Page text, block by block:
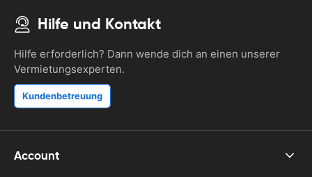
Hilfe und Kontakt
Hilfe erforderlich? Dann wende dich an einen unserer
Vermietungsexperten.
Kundenbetreuung
Account